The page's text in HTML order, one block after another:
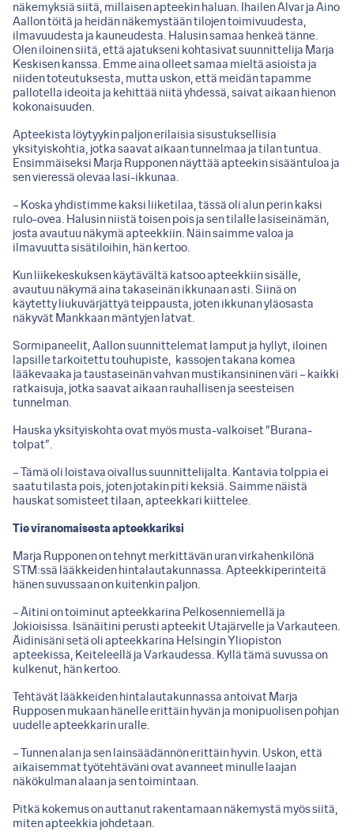
näkemyksiä siitä, millaisen apteekin haluan. Ihailen Alvar ja Aino
Aallon töitä ja heidän näkemystään tilojen toimivuudesta,
ilmavuudesta ja kauneudesta. Halusin samaa henkeä tänne.
Olen iloinen siitä, että ajatukseni kohtasivat suunnittelija Marja
Keskisen kanssa. Emme aina olleet samaa mieltä asioista ja
niiden toteutuksesta, mutta uskon, että meidän tapamme
pallotella ideoita ja kehittää niitä yhdessä, saivat aikaan hienon
kokonaisuuden.
Apteekista löytyykin paljon erilaisia sisustuksellisia
yksityiskohtia, jotka saavat aikaan tunnelmaa ja tilan tuntua.
Ensimmäiseksi Marja Rupponen näyttää apteekin sisääntuloa ja
sen vieressä olevaa lasi-ikkunaa.
– Koska yhdistimme kaksi liiketilaa, tässä oli alun perin kaksi
rulo-ovea. Halusin niistä toisen pois ja sen tilalle lasiseinämän,
josta avautuu näkymä apteekkiin. Näin saimme valoa ja
ilmavuutta sisätiloihin, hän kertoo.
Kun liikekeskuksen käytävältä katsoo apteekkiin sisälle,
avautuu näkymä aina takaseinän ikkunaan asti. Siinä on
käytetty liukuvärjättyä teippausta, joten ikkunan yläosasta
näkyvät Mankkaan mäntyjen latvat.
Sormipaneelit, Aallon suunnittelemat lamput ja hyllyt, iloinen
lapsille tarkoitettu touhupiste, kassojen takana komea
lääkevaaka ja taustaseinän vahvan mustikansininen väri – kaikki
ratkaisuja, jotka saavat aikaan rauhallisen ja seesteisen
tunnelman.
Hauska yksityiskohta ovat myös musta-valkoiset ”Burana-
tolpat”.
– Tämä oli loistava oivallus suunnittelijalta. Kantavia tolppia ei
saatu tilasta pois, joten jotakin piti keksiä. Saimme näistä
hauskat somisteet tilaan, apteekkari kiittelee.
Tie viranomaisesta apteekkariksi
Marja Rupponen on tehnyt merkittävän uran virkahenkilönä
STM:ssä lääkkeiden hintalautakunnassa. Apteekkiperinteitä
hänen suvussaan on kuitenkin paljon.
– Äitini on toiminut apteekkarina Pelkosenniemellä ja
Jokioisissa. Isänäitini perusti apteekit Utajärvelle ja Varkauteen.
Äidinisäni setä oli apteekkarina Helsingin Yliopiston
apteekissa, Keiteleellä ja Varkaudessa. Kyllä tämä suvussa on
kulkenut, hän kertoo.
Tehtävät lääkkeiden hintalautakunnassa antoivat Marja
Rupposen mukaan hänelle erittäin hyvän ja monipuolisen pohjan
uudelle apteekkarin uralle.
– Tunnen alan ja sen lainsäädännön erittäin hyvin. Uskon, että
aikaisemmat työtehtäväni ovat avanneet minulle laajan
näkökulman alaan ja sen toimintaan.
Pitkä kokemus on auttanut rakentamaan näkemystä myös siitä,
miten apteekkia johdetaan.